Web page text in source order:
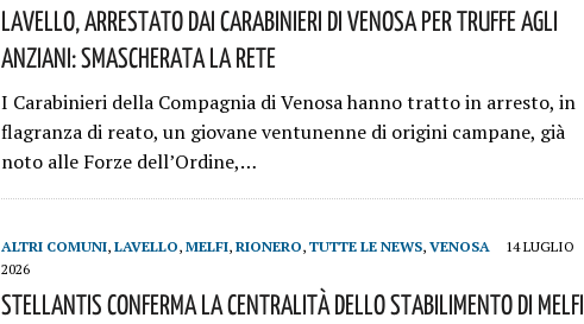
Lavello, Arrestato Dai Carabinieri Di Venosa Per Truffe Agli
Anziani: Smascherata La Rete
I Carabinieri della Compagnia di Venosa hanno tratto in arresto, in
flagranza di reato, un giovane ventunenne di origini campane, già
noto alle Forze dell’Ordine,…
ALTRI COMUNI, LAVELLO, MELFI, RIONERO, TUTTE LE NEWS, VENOSA
14 LUGLIO
2026
Stellantis Conferma La Centralità Dello Stabilimento Di Melfi